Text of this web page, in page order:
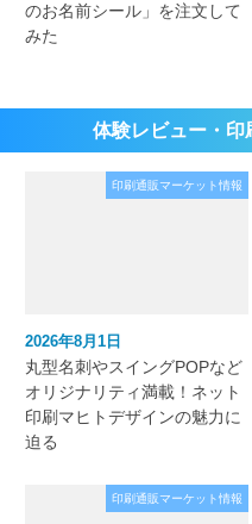
のお名前シール」を注文して
みた
体験レビュー・印
印刷通販マーケット情報
2026年8月1日
丸型名刺やスイングPOPなど
オリジナリティ満載！ネット
印刷マヒトデザインの魅力に
迫る
印刷通販マーケット情報